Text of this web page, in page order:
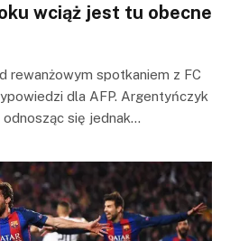
wciąż jest tu obecne
rewanżowym spotkaniem z FC
dla AFP. Argentyńczyk
odnosząc się jednak…